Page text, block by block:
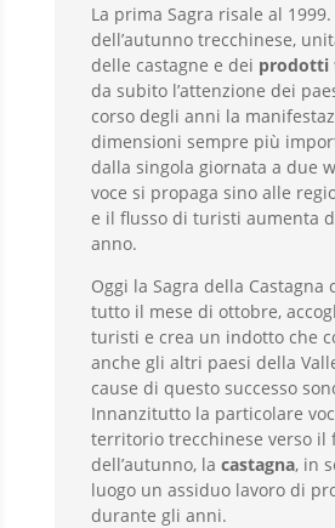
La prima Sagra risale al 1999.
dell’autunno trecchinese,
delle castagne e dei prodotti
da subito l’attenzione dei
corso degli anni la
dimensioni sempre più
dalla singola giornata a due
voce si propaga sino alle
e il flusso di turisti aumenta
anno.
Oggi la Sagra della Castagna
tutto il mese di ottobre,
turisti e crea un indotto che
anche gli altri paesi della
cause di questo successo
Innanzitutto la particolare
territorio trecchinese verso il
dell’autunno, la castagna, in
luogo un assiduo lavoro di
durante gli anni.